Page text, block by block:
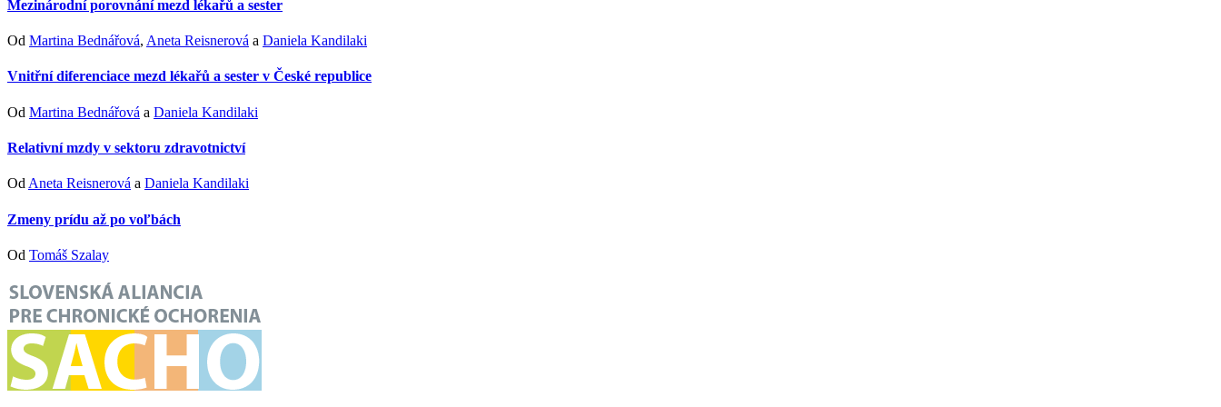
Mezinárodní porovnání mezd lékařů a sester
Od Martina Bednářová, Aneta Reisnerová a Daniela Kandilaki
Vnitřní diferenciace mezd lékařů a sester v České republice
Od Martina Bednářová a Daniela Kandilaki
Relativní mzdy v sektoru zdravotnictví
Od Aneta Reisnerová a Daniela Kandilaki
Zmeny prídu až po voľbách
Od Tomáš Szalay